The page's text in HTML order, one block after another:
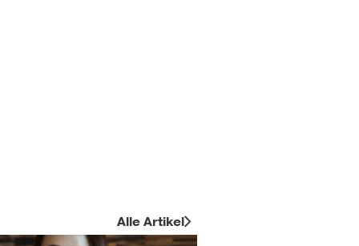
Alle Artikel